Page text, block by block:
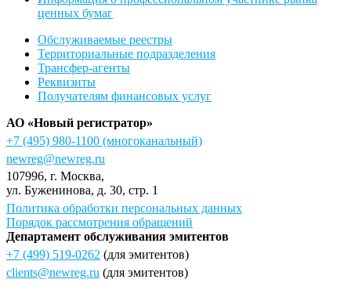
ценных бумаг
Обслуживаемые реестры
Территориальные подразделения
Трансфер-агенты
Реквизиты
Получателям финансовых услуг
АО «Новый регистратор»
+7 (495) 980-1100 (многоканальный)
newreg@newreg.ru
107996, г. Москва,
ул. Буженинова, д. 30, стр. 1
Политика обработки персональных данных
Порядок рассмотрения обращений
Департамент обслуживания эмитентов
+7 (499) 519-0262 (для эмитентов)
clients@newreg.ru (для эмитентов)